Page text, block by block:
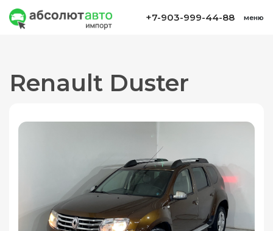
+7-903-999-44-88 меню
Renault Duster